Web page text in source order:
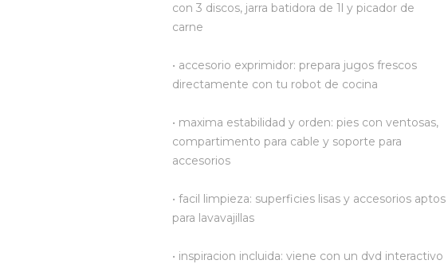
con 3 discos, jarra batidora de 1l y picador de
carne
• accesorio exprimidor: prepara jugos frescos
directamente con tu robot de cocina
• maxima estabilidad y orden: pies con ventosas,
compartimento para cable y soporte para
accesorios
• facil limpieza: superficies lisas y accesorios aptos
para lavavajillas
• inspiracion incluida: viene con un dvd interactivo